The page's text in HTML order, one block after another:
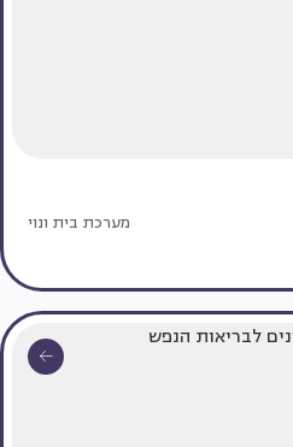
מערכת בית ונוי